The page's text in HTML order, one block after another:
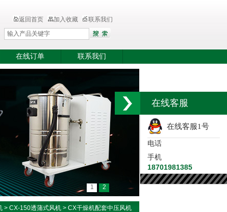
返回首页 加入收藏 联系我们
在线订单 联系我们
1 2
> CX-150透蒲式风机 > CX干燥机配套中压风机
在线客服
在线客服1号
电话
手机
18701981385